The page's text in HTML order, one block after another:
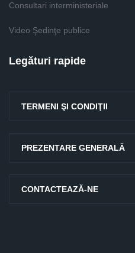
Consultari interministeriale
Video Şedinţe publice
Legături rapide
TERMENI ŞI CONDIŢII
PREZENTARE GENERALĂ
CONTACTEAZĂ-NE